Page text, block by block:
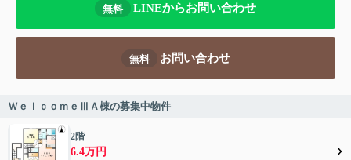
無料 LINEからお問い合わせ
無料 お問い合わせ
ＷｅｌｃｏｍｅⅢＡ棟の募集中物件
2階
6.4万円